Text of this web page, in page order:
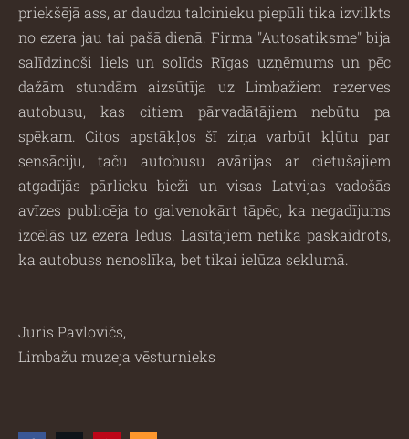
priekšējā ass, ar daudzu talcinieku piepūli tika izvilkts
no ezera jau tai pašā dienā. Firma ''Autosatiksme'' bija
salīdzinoši liels un solīds Rīgas uzņēmums un pēc
dažām stundām aizsūtīja uz Limbažiem rezerves
autobusu, kas citiem pārvadātājiem nebūtu pa
spēkam. Citos apstākļos šī ziņa varbūt kļūtu par
sensāciju, taču autobusu avārijas ar cietušajiem
atgadījās pārlieku bieži un visas Latvijas vadošās
avīzes publicēja to galvenokārt tāpēc, ka negadījums
izcēlās uz ezera ledus. Lasītājiem netika paskaidrots,
ka autobuss nenoslīka, bet tikai ielūza seklumā.
Juris Pavlovičs,
Limbažu muzeja vēsturnieks